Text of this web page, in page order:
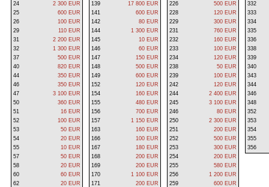
24
2 300 EUR
25
600 EUR
26
100 EUR
29
110 EUR
31
2 200 EUR
32
1 300 EUR
37
500 EUR
40
820 EUR
44
350 EUR
46
350 EUR
47
3 100 EUR
50
360 EUR
51
16 EUR
52
100 EUR
53
50 EUR
54
20 EUR
55
10 EUR
57
50 EUR
58
20 EUR
60
60 EUR
62
20 EUR
139
17 800 EUR
141
600 EUR
142
80 EUR
144
1 300 EUR
145
10 EUR
146
60 EUR
147
150 EUR
148
500 EUR
149
600 EUR
152
120 EUR
154
160 EUR
155
480 EUR
156
700 EUR
157
1 150 EUR
163
160 EUR
166
100 EUR
167
180 EUR
168
200 EUR
169
200 EUR
170
1 100 EUR
171
200 EUR
226
500 EUR
228
120 EUR
229
300 EUR
231
760 EUR
232
160 EUR
233
100 EUR
234
120 EUR
238
50 EUR
239
100 EUR
242
120 EUR
244
2 400 EUR
245
3 100 EUR
246
80 EUR
250
2 300 EUR
251
200 EUR
252
500 EUR
253
300 EUR
254
200 EUR
255
580 EUR
256
1 200 EUR
259
600 EUR
332
333
334
335
336
338
339
340
343
344
346
348
352
353
354
355
356